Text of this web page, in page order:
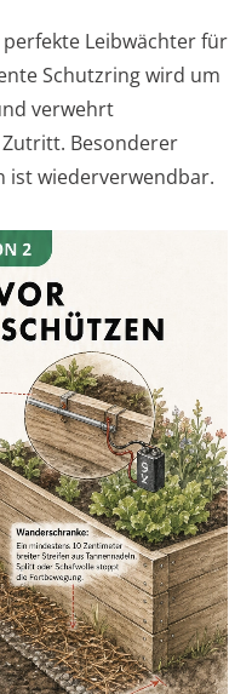
Leibwächter für
Schutzring wird um
verwehrt
Besonderer
ist wiederverwendbar.